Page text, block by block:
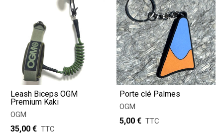
Leash Biceps OGM
Premium Kaki
OGM
35,00 € TTC
Porte clé Palmes
OGM
5,00 € TTC